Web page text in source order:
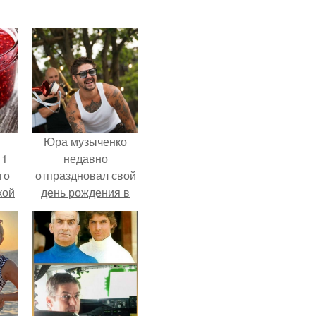
Юра музыченко
недавно
отпраздновал свой
день рождения в
кругу самых
близких и родных
людей.